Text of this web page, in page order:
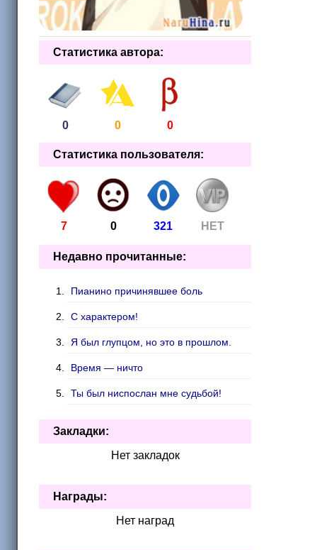
Статистика автора:
0 0 0
Статистика пользователя:
7 0 321 НЕТ
Недавно прочитанные:
Пианино причинявшее боль
С характером!
Я был глупцом, но это в прошлом.
Время — ничто
Ты был ниспослан мне судьбой!
Закладки:
Нет закладок
Награды:
Нет наград